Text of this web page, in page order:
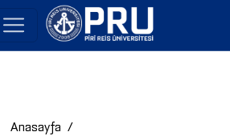
Anasayfa